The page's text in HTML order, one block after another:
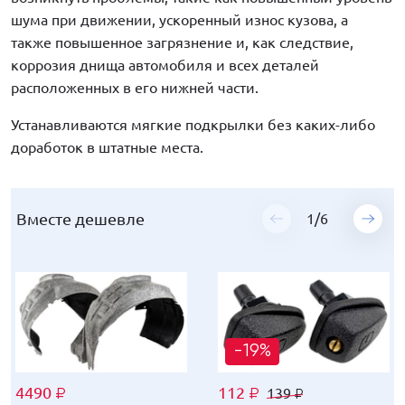
шума при движении, ускоренный износ кузова, а
также повышенное загрязнение и, как следствие,
коррозия днища автомобиля и всех деталей
расположенных в его нижней части.
Устанавливаются мягкие подкрылки без каких-либо
доработок в штатные места.
Вместе дешевле 1 /6
4490 ₽
-19%
112 ₽ 139₽
Вместе дешевле 1 /6
4490 ₽
-19%
136 ₽ 169₽
Вместе дешевле 1 /6
4490 ₽
-19%
112 ₽ 139₽
Вместе дешевле 1 /6
4490 ₽
-19%
963 ₽ 1189
Вместе дешевле 1 /6
4490 ₽
-19%
250 ₽ 309₽
Вместе дешевле 1 /6
4490 ₽
-19%
120 ₽ 149₽